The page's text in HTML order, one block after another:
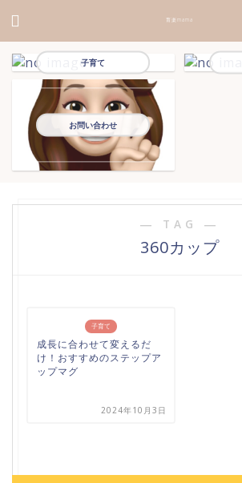
育楽mama
子育て
お問い合わせ
― TAG ―
360カップ
子育て
成長に合わせて変えるだ
け！おすすめのステップア
ップマグ
2024年10月3日